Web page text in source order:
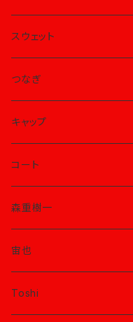
スウェット
つなぎ
キャップ
コート
森重樹一
宙也
Toshi